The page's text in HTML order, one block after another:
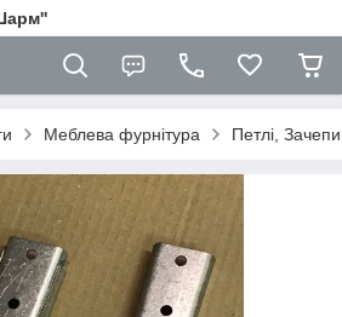
Меблева фурнітура Петлі,